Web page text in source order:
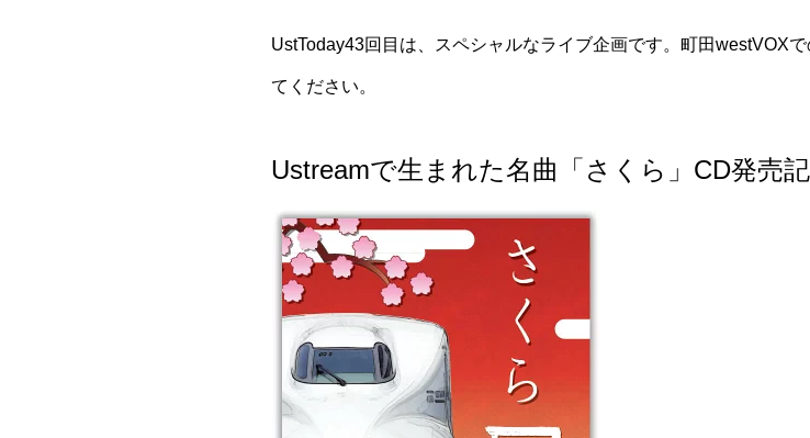
UstToday43回目は、スペシャルなライブ企画です。町田westVOX
てください。
Ustreamで生まれた名曲「さくら」CD発売